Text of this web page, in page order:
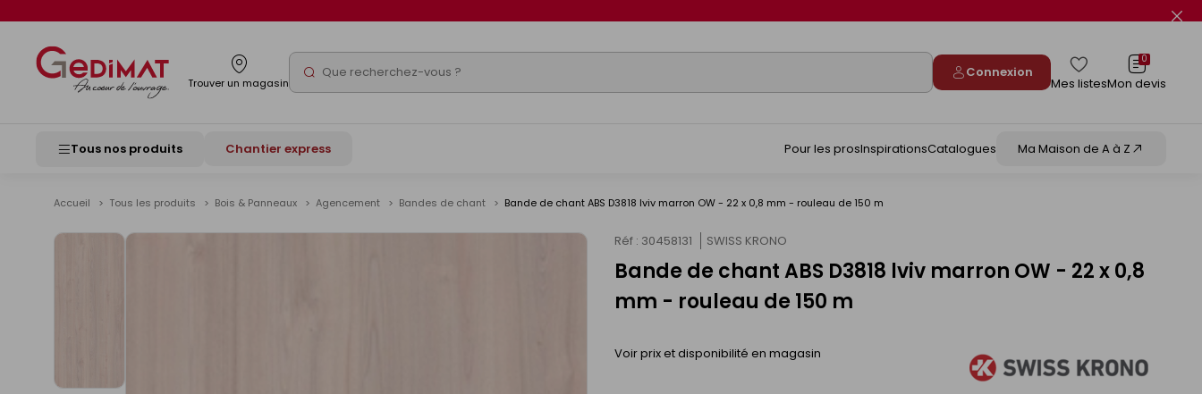
Trouver un magasin Rechercher Connexion
Mes listes
0
Mon devis
Tous nos produits Chantier express Pour les prosInspirationsCatalogues Ma Maison de A à Z
Accueil Tous les produits Bois & Panneaux Agencement Bandes de chant Bande de chant ABS D3818 lviv marron OW - 22 x 0,8 mm - rouleau de 150 m
Voir
Réf : 30458131 SWISS KRONO
Bande de chant ABS D3818 lviv marron OW - 22 x 0,8
mm - rouleau de 150 m
Voir prix et disponibilité en magasin